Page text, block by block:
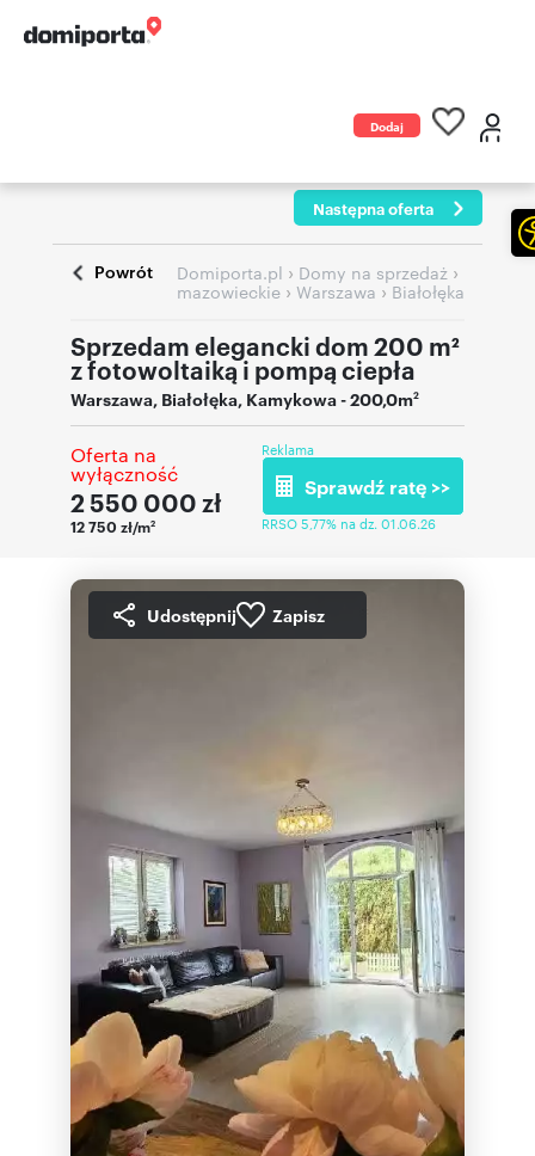
Dodaj
Następna oferta
Powrót Domiporta.pl › Domy na sprzedaż ›
mazowieckie › Warszawa › Białołęka
Sprzedam elegancki dom 200 m²
z fotowoltaiką i pompą ciepła
Warszawa, Białołęka, Kamykowa- 200,0m2
Oferta na
wyłączność
2 550 000 zł
12 750 zł/m2
Reklama
Sprawdź ratę >>
RRSO 5,77% na dz. 01.06.26
Udostępnij Zapisz